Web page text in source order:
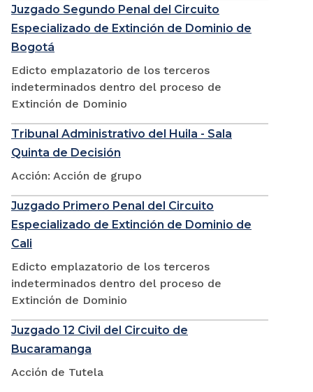
Juzgado Segundo Penal del Circuito
Especializado de Extinción de Dominio de
Bogotá
Edicto emplazatorio de los terceros
indeterminados dentro del proceso de
Extinción de Dominio
Tribunal Administrativo del Huila - Sala
Quinta de Decisión
Acción: Acción de grupo
Juzgado Primero Penal del Circuito
Especializado de Extinción de Dominio de
Cali
Edicto emplazatorio de los terceros
indeterminados dentro del proceso de
Extinción de Dominio
Juzgado 12 Civil del Circuito de
Bucaramanga
Acción de Tutela